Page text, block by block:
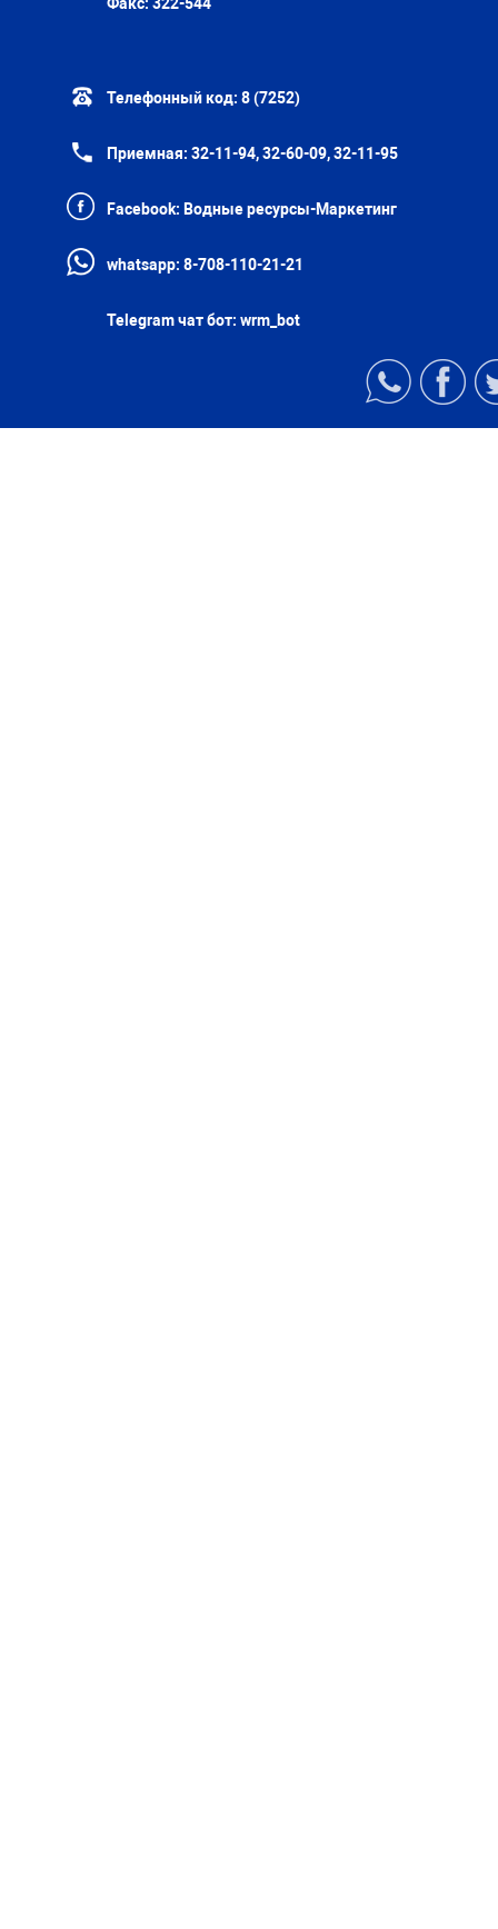
Телефонный код: 8 (7252)
Приемная: 32-11-94, 32-60-09, 32-11-95
Facebook: Водные ресурсы-Маркетинг
whatsapp: 8-708-110-21-21
Telegram чат бот: wrm_bot